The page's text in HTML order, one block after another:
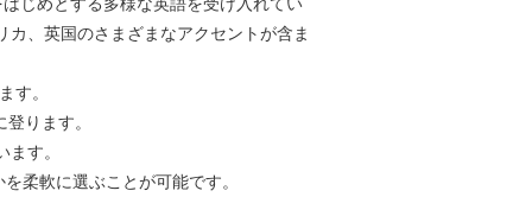
、英国のさまざまなアクセントが含ま
す。
ります。
す。
柔軟に選ぶことが可能です。